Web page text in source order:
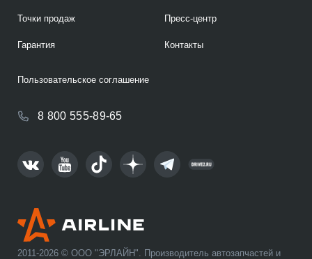
2011-2026 © ООО "ЭРЛАЙН". Производитель автозапчастей и
Точки продаж
Гарантия
Пресс-центр
Контакты
8 800 555-89-65
Пользовательское соглашение